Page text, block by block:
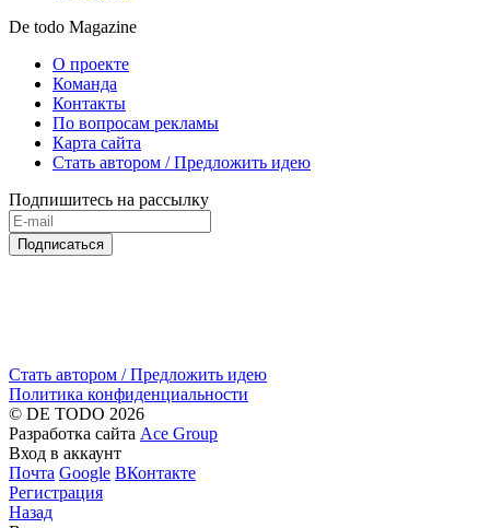
De todo Magazine
О проекте
Команда
Контакты
По вопросам рекламы
Карта сайта
Стать автором / Предложить идею
Подпишитесь на рассылку
Подписаться
Стать автором / Предложить идею
Политика конфиденциальности
© DE TODO 2026
Разработка сайта Ace Group
Вход в аккаунт
Почта Google ВКонтакте
Регистрация
Назад